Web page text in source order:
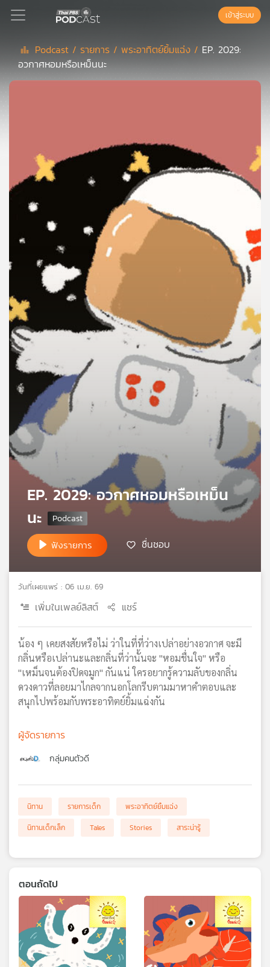
Podcast
สต์
ของ
เพลง
บทความ
ข่าว
และ
กิจกรรม
เครือ
วิทยุ
ไทย
เอส
แผนที่
วิทยุ
เครือ
เข้าสู่ระบบ
Podcast / รายการ /พระอาทิตย์ยิ้มแฉ่ง / EP. 2029:
อวกาศหอมหรือเหม็นนะ
EP. 2029: อวกาศหอมหรือเหม็น
นะ
ฟังรายการ ชื่นชอบ
วันที่เผยแพร่ : 06 เม.ย. 69
เพิ่มในเพลย์ลิสต์ แชร์
น้อง ๆ เคยสงสัยหรือไม่ ว่าในที่ที่ว่างเปล่าอย่างอวกาศ จะมี
กลิ่นหรือเปล่านะและกลิ่นที่ว่านั้นจะ "หอมชื่นใจ" หรือ
"เหม็นจนต้องปิดจมูก" กันแน่ ใครอยากรู้ความลับของกลิ่น
ดวงดาวที่ลอยมาไกลจากนอกโลกรีบตามมาหาคำตอบและ
สนุกไปพร้อมกับพระอาทิตย์ยิ้มแฉ่งกัน
ผู้จัดรายการ
กลุ่มคนตัวดี
นิทาน รายการเด็ก
พระอาทิตย์ยิ้มแฉ่ง
นิทานเด็กเล็ก
Tales Stories สาระน่ารู้
ตอนถัดไป